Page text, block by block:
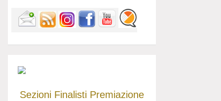
Sezioni Finalisti Premiazione